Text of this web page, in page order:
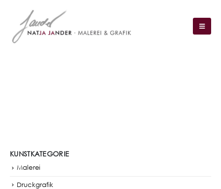
KUNSTKATEGORIE
Malerei
Druckgrafik